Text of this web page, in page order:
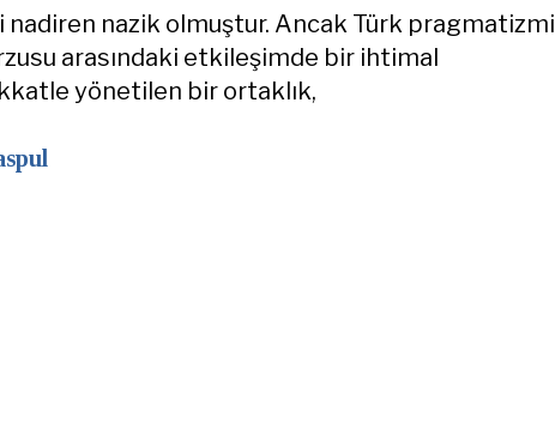
nadiren nazik olmuştur. Ancak Türk pragmatizmi
arasındaki etkileşimde bir ihtimal
yönetilen bir ortaklık,